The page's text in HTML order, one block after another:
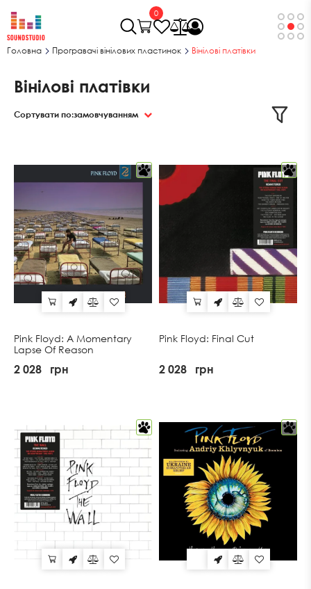
0
Головна Програвачі вінілових пластинок Вінілові платівки
Вінілові платівки
Сортувати по:замовчуванням
Pink Floyd: A Momentary
Lapse Of Reason
2 028 грн
Pink Floyd: Final Cut
2 028 грн